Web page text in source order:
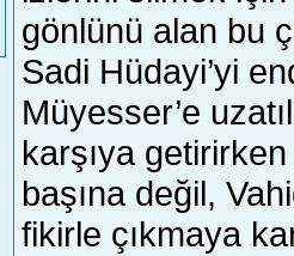
gönlünü alan bu
Sadi Hüdayi’yi
Müyesser’e
karşıya
başına değil,
fikirle çıkmaya